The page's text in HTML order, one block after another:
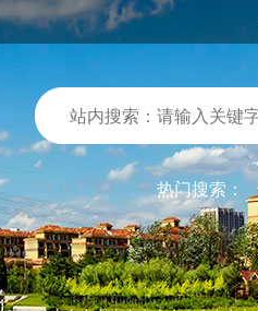
热门搜索：